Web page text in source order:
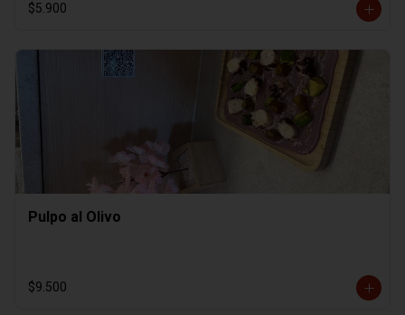
$5.900
Pulpo al Olivo
$9.500